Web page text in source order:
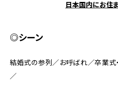
日本国内にお住
◎シーン
結婚式の参列／お呼ばれ／卒業
／